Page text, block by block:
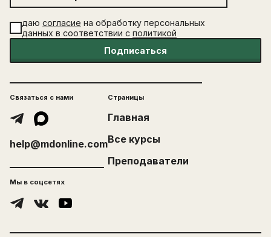
даю согласие на обработку персональных
данных в соответствии с политикой
Подписаться
Связаться с нами
help@mdonline.com
Страницы
Главная
Все курсы
Преподаватели
Мы в соцсетях